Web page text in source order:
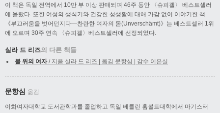
이 책은 독일 전역에서 10만 부 이상 판매되며 46주 동안 〈슈피겔〉 베스트셀러
에 올랐다. 또한 여성의 생식기와 건강한 성생활에 대해 가감 없이 이야기한 책
《부끄러움을 벗어던지다―찬란한 여자의 몸(Unverschämt)》는 베스트셀러 1위
에 오르며 30주 연속 〈슈피겔〉베스트셀러에 선정되었다.
실라 드 리즈의 다른 책들
불 위의 여자/ 지음 실라 드 리즈 | 옮김 문항심 | 감수 이은실
문항심 옮김
이화여자대학교 도서관학과를 졸업하고 독일 베를린 훔볼트대학에서 마기스터